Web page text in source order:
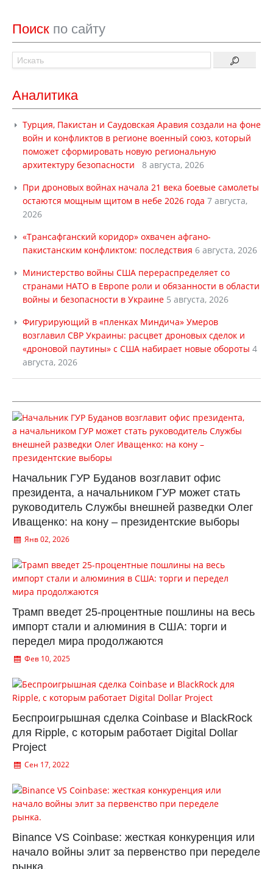
Поиск по сайту
Аналитика
Турция, Пакистан и Саудовская Аравия создали на фоне
войн и конфликтов в регионе военный союз, который
поможет сформировать новую региональную
архитектуру безопасности
8 августа, 2026
При дроновых войнах начала 21 века боевые самолеты
остаются мощным щитом в небе 2026 года 7 августа,
2026
«Трансафганский коридор» охвачен афгано-
пакистанским конфликтом: последствия 6 августа, 2026
Министерство войны США перераспределяет со
странами НАТО в Европе роли и обязанности в области
войны и безопасности в Украине 5 августа, 2026
Фигурирующий в «пленках Миндича» Умеров
возглавил СВР Украины: расцвет дроновых сделок и
«дроновой паутины» с США набирает новые обороты 4
августа, 2026
Начальник ГУР Буданов возглавит офис
президента, а начальником ГУР может стать
руководитель Службы внешней разведки Олег
Иващенко: на кону – президентские выборы
Янв 02, 2026
Трамп введет 25-процентные пошлины на весь
импорт стали и алюминия в США: торги и
передел мира продолжаются
Фев 10, 2025
Беспроигрышная сделка Coinbase и BlackRock
для Ripple, с которым работает Digital Dollar
Project
Сен 17, 2022
Binance VS Coinbase: жесткая конкуренция или
начало войны элит за первенство при переделе
рынка.